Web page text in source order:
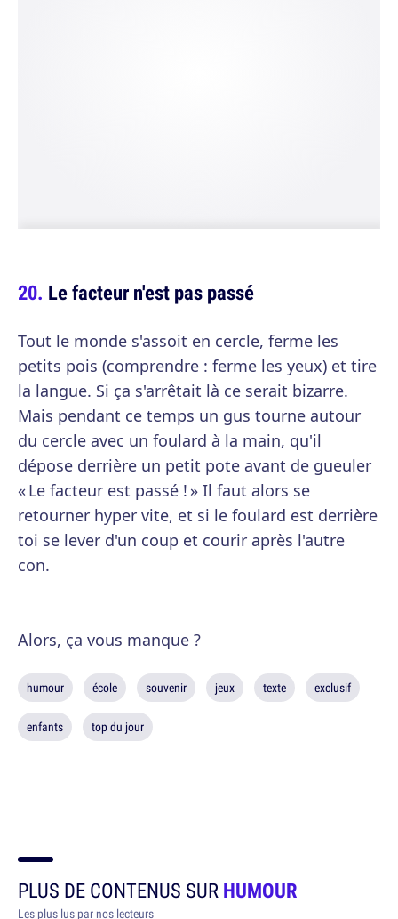
Le facteur n'est pas passé
Tout le monde s'assoit en cercle, ferme les
petits pois (comprendre : ferme les yeux) et tire
la langue. Si ça s'arrêtait là ce serait bizarre.
Mais pendant ce temps un gus tourne autour
du cercle avec un foulard à la main, qu'il
dépose derrière un petit pote avant de gueuler
« Le facteur est passé ! » Il faut alors se
retourner hyper vite, et si le foulard est derrière
toi se lever d'un coup et courir après l'autre
con.
Alors, ça vous manque ?
humour école souvenir jeux texte exclusif
enfants top du jour
PLUS DE CONTENUS SURHUMOUR
Les plus lus par nos lecteurs